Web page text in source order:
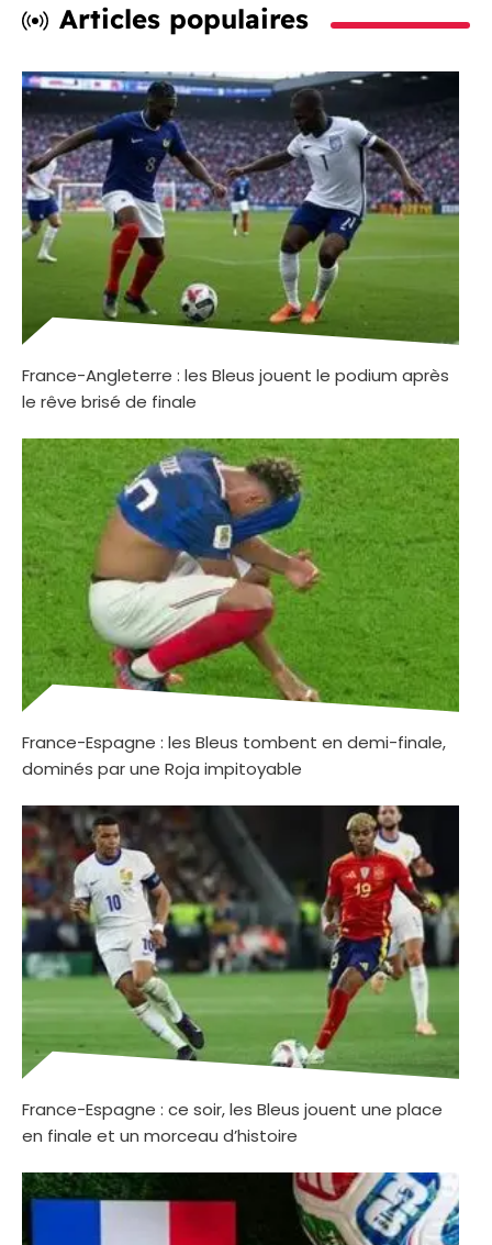
Articles populaires
France-Angleterre : les Bleus jouent le podium après
le rêve brisé de finale
France-Espagne : les Bleus tombent en demi-finale,
dominés par une Roja impitoyable
France-Espagne : ce soir, les Bleus jouent une place
en finale et un morceau d’histoire